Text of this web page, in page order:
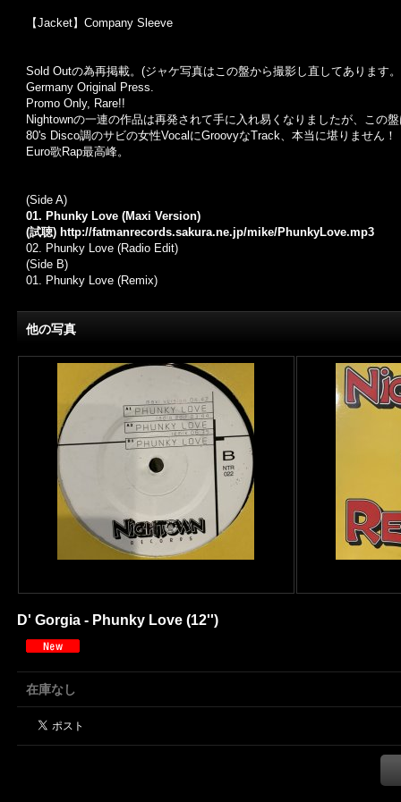
【Jacket】Company Sleeve
Sold Outの為再掲載。(ジャケ写真はこの盤から撮影し直してあります
Germany Original Press.
Promo Only, Rare!!
Nightownの一連の作品は再発されて手に入れ易くなりましたが、この
80's Disco調のサビの女性VocalにGroovyなTrack、本当に堪りません！
Euro歌Rap最高峰。
(Side A)
01. Phunky Love (Maxi Version)
(試聴) http://fatmanrecords.sakura.ne.jp/mike/PhunkyLove.mp3
02. Phunky Love (Radio Edit)
(Side B)
01. Phunky Love (Remix)
他の写真
D' Gorgia - Phunky Love (12'')
在庫なし